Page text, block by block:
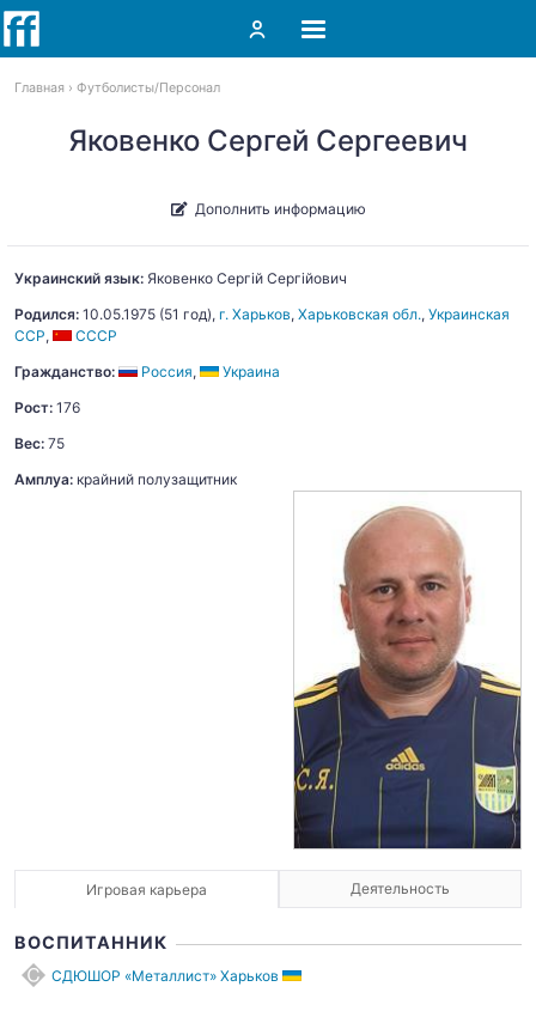
Главная Футболисты Персонал
Яковенко Сергей Сергеевич
Дополнить информацию
Украинский язык: Яковенко Сергій Сергійович
Родился: 10.05.1975 (51 год), г. Харьков, Харьковская обл., Украинская
ССР,
СССР
Гражданство:
Россия,
Украина
Рост: 176
Вес: 75
Амплуа: крайний полузащитник
Игровая карьера Деятельность
ВОСПИТАННИК
СДЮШОР «Металлист» Харьков